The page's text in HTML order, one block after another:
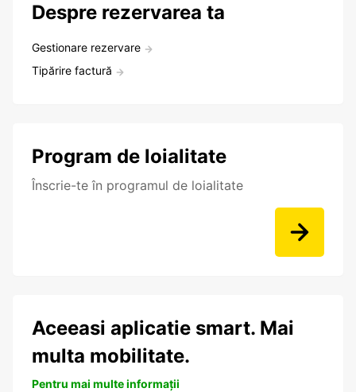
Despre rezervarea ta
Gestionare rezervare
Tipărire factură
Program de loialitate
Înscrie-te în programul de loialitate
Aceeasi aplicatie smart. Mai
multa mobilitate.
Pentru mai multe informații